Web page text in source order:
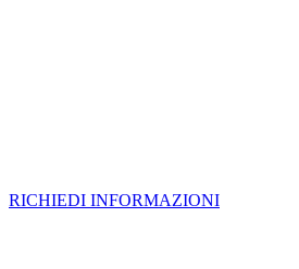
RICHIEDI INFORMAZIONI